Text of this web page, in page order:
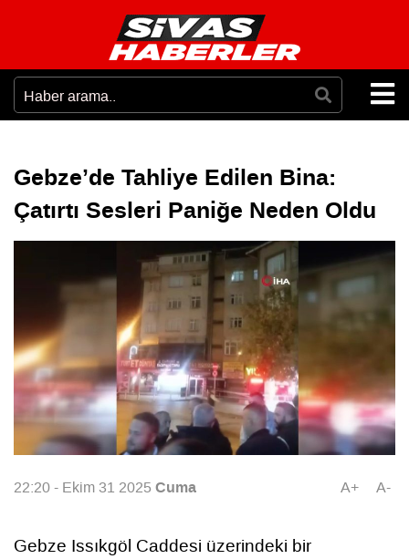
Gebze’de Tahliye Edilen Bina:
Çatırtı Sesleri Paniğe Neden Oldu
22:20 - Ekim 31 2025Cuma A+ A-
Gebze Issıkgöl Caddesi üzerindeki bir